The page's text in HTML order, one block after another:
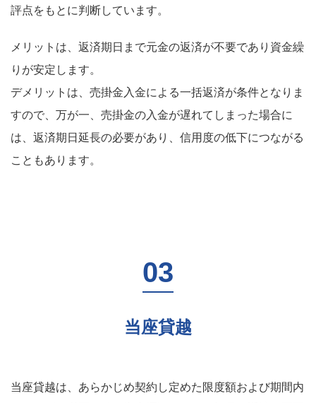
評点をもとに判断しています。
メリットは、返済期日まで元金の返済が不要であり資金繰
りが安定します。
デメリットは、売掛金入金による一括返済が条件となりま
すので、万が一、売掛金の入金が遅れてしまった場合に
は、返済期日延長の必要があり、信用度の低下につながる
こともあります。
当座貸越
当座貸越は、あらかじめ契約し定めた限度額および期間内